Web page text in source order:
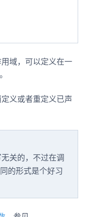
域，可以定义在一
义或者重定义已声
关的，不过在调
的形式是个好习